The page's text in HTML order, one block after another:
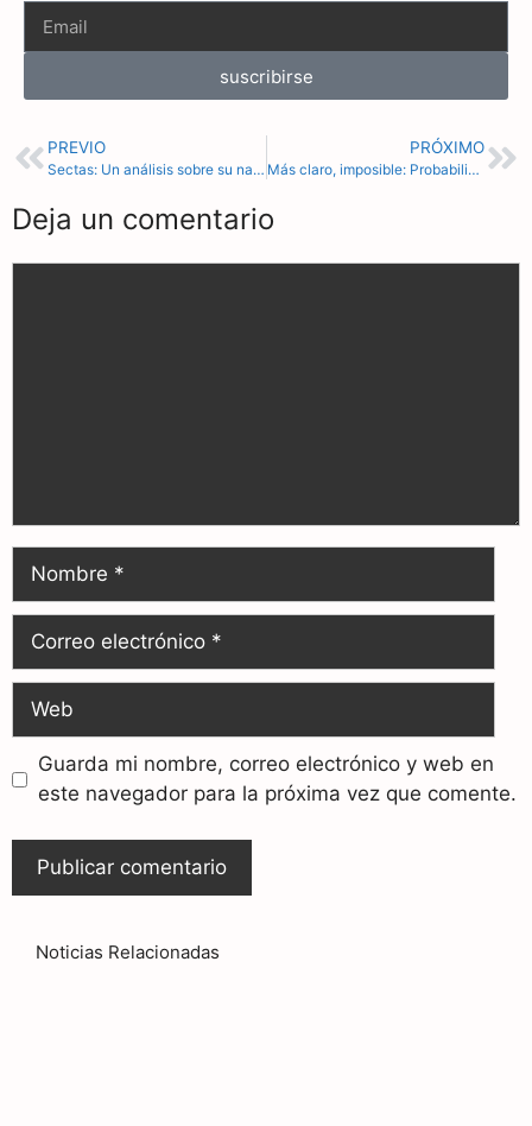
suscribirse
PREVIO
Sectas: Un análisis sobre su naturaleza, características y consecuencias | Albert Mesa Rey
PRÓXIMO
Más claro, imposible: Probabilidad de ‘1 entre mil millones’ de que el COVID surgiera de la naturaleza, dice un científico
Deja un comentario
Guarda mi nombre, correo electrónico y web en
este navegador para la próxima vez que comente.
Noticias Relacionadas